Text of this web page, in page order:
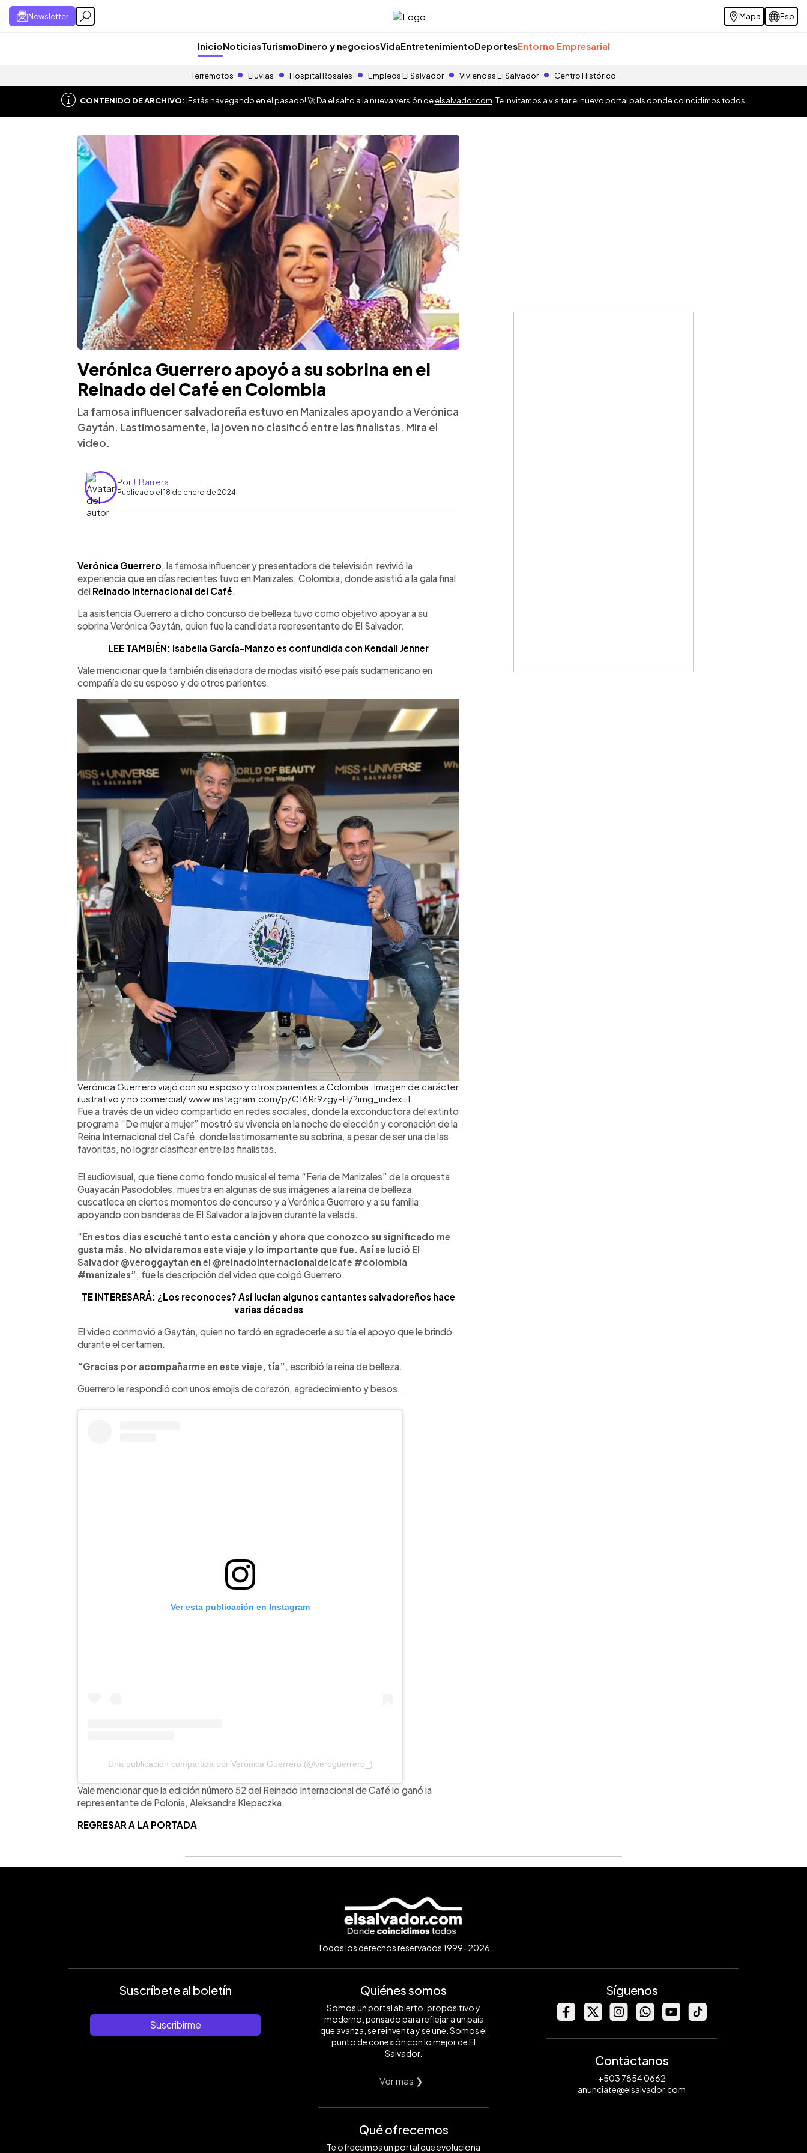
Newsletter Mapa Esp
InicioNoticiasTurismoDinero y negociosVidaEntretenimientoDeportesEntorno Empresarial
Terremotos Lluvias Hospital Rosales Empleos El Salvador Viviendas El Salvador Centro Histórico
CONTENIDO DE ARCHIVO:¡Estás navegando en el pasado! 🚀 Da el salto a la nueva versión deelsalvador.com . Te invitamos a visitar el nuevo portal país donde coincidimos todos.
Verónica Guerrero apoyó a su sobrina en el
Reinado del Café en Colombia
La famosa influencer salvadoreña estuvo en Manizales apoyando a Verónica
Gaytán. Lastimosamente, la joven no clasificó entre las finalistas. Mira el
video.
Por J. Barrera
Publicado el 18 de enero de 2024
► Escuchar artículo
Verónica Guerrero , la famosa influencer y presentadora de televisión revivió la
experiencia que en días recientes tuvo en Manizales, Colombia, donde asistió a la gala final
del Reinado Internacional del Café
La asistencia Guerrero a dicho concurso de belleza tuvo como objetivo apoyar a su
sobrina Verónica Gaytán, quien fue la candidata representante de El Salvador.
LEE TAMBIÉN: Isabella García-Manzo es confundida con Kendall Jenner
Vale mencionar que la también diseñadora de modas visitó ese país sudamericano en
compañía de su esposo y de otros parientes.
Verónica Guerrero viajó con su esposo y otros parientes a Colombia. Imagen de carácter
ilustrativo y no comercial/ www.instagram.com/p/C16Rr9zgy-H/?img_index=1
Fue a través de un video compartido en redes sociales, donde la exconductora del extinto
programa “De mujer a mujer” mostró su vivencia en la noche de elección y coronación de la
Reina Internacional del Café, donde lastimosamente su sobrina, a pesar de ser una de las
favoritas, no lograr clasificar entre las finalistas.
El audiovisual, que tiene como fondo musical el tema “Feria de Manizales” de la orquesta
Guayacán Pasodobles, muestra en algunas de sus imágenes a la reina de belleza
cuscatleca en ciertos momentos de concurso y a Verónica Guerrero y a su familia
apoyando con banderas de El Salvador a la joven durante la velada.
“En estos días escuché tanto esta canción y ahora que conozco su significado me
gusta más. No olvidaremos este viaje y lo importante que fue. Así se lució El
Salvador @veroggaytan en el @reinadointernacionaldelcafe #colombia
#manizales” , fue la descripción del video que colgó Guerrero.
TE INTERESARÁ: ¿Los reconoces? Así lucían algunos cantantes salvadoreños hace
varias décadas
El video conmovió a Gaytán, quien no tardó en agradecerle a su tía el apoyo que le brindó
durante el certamen.
“Gracias por acompañarme en este viaje, tía” , escribió la reina de belleza.
Guerrero le respondió con unos emojis de corazón, agradecimiento y besos.
Ver esta publicación en Instagram
Una publicación compartida por Verónica Guerrero (@veroguerrero_)
Vale mencionar que la edición número 52 del Reinado Internacional de Café lo ganó la
representante de Polonia, Aleksandra Klepaczka.
REGRESAR A LA PORTADA
Todos los derechos reservados 1999-2026
Suscríbete al boletín
Suscribirme
Quiénes somos
Somos un portal abierto, propositivo y
moderno, pensado para reflejar a un país
que avanza, se reinventa y se une. Somos el
punto de conexión con lo mejor de El
Salvador.
Ver mas ❯
Qué ofrecemos
Te ofrecemos un portal que evoluciona
Síguenos
Contáctanos
+503 7854 0662
anunciate@elsalvador.com